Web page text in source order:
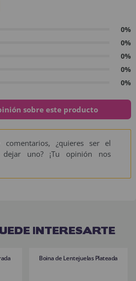
0%
0%
0%
0%
0%
sobre este producto
¿quieres ser el
uno? ¡Tu opinión nos
INTERESARTE
Boina de Lentejuelas Plateada